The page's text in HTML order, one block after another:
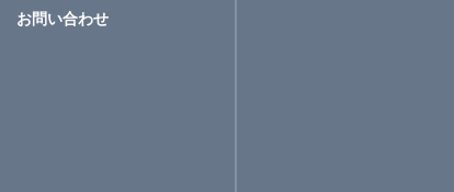
お問い合わせ